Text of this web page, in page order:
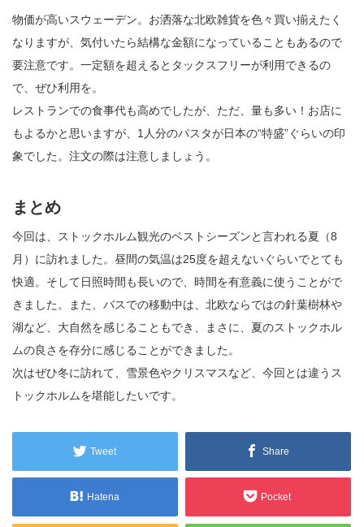
物価が高いスウェーデン。お洒落な北欧雑貨を色々買い揃えたく
なりますが、気付いたら結構な金額になっていることもあるので
要注意です。一定額を超えるとタックスフリーが利用できるの
で、ぜひ利用を。
レストランでの食事代も高めでしたが、ただ、量も多い！お店に
もよるかと思いますが、1人分のパスタが日本の“特盛”ぐらいの印
象でした。注文の際は注意しましょう。
まとめ
今回は、ストックホルム観光のベストシーズンと言われる夏（8
月）に訪れました。昼間の気温は25度を超えないぐらいでとても
快適。そして日照時間も長いので、時間を有意義に使うことがで
きました。また、バスでの移動中は、北欧ならではの針葉樹林や
湖など、大自然を感じることもでき、まさに、夏のストックホル
ムの良さを存分に感じることができました。
次はぜひ冬に訪れて、雪景色やクリスマスなど、今回とは違うス
トックホルムを堪能したいです。
Tweet Share
Hatena Pocket